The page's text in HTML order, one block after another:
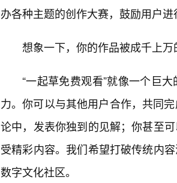
办各种主题的创作大赛，鼓励用户
想象一下，你的作品被成千上万
“一起草免费观看”就像一个巨
力。你可以与其他用户合作，共同
论中，发表你独到的见解；你甚至
受精彩内容。我们希望打破传统内
数字文化社区。